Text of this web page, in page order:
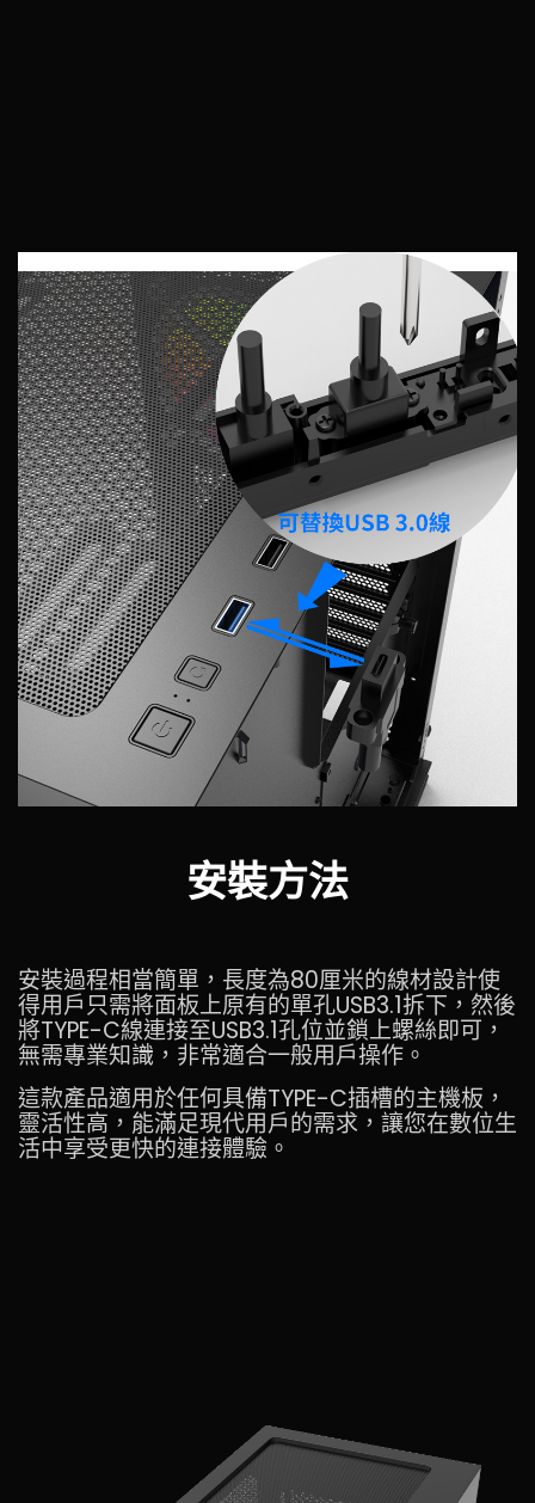
安裝方法
安裝過程相當簡單，長度為80厘米的線材設計使
得用戶只需將面板上原有的單孔USB3.1拆下，然後
將TYPE-C線連接至USB3.1孔位並鎖上螺絲即可，
無需專業知識，非常適合一般用戶操作。
這款產品適用於任何具備TYPE-C插槽的主機板，
靈活性高，能滿足現代用戶的需求，讓您在數位生
活中享受更快的連接體驗。